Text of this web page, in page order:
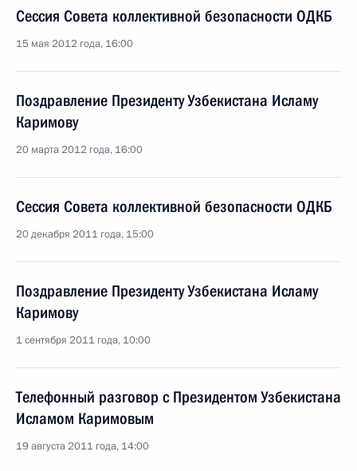
Сессия Совета коллективной безопасности ОДКБ
15 мая 2012 года, 16:00
Поздравление Президенту Узбекистана Исламу
Каримову
20 марта 2012 года, 16:00
Сессия Совета коллективной безопасности ОДКБ
20 декабря 2011 года, 15:00
Поздравление Президенту Узбекистана Исламу
Каримову
1 сентября 2011 года, 10:00
Телефонный разговор c Президентом Узбекистана
Исламом Каримовым
19 августа 2011 года, 14:00